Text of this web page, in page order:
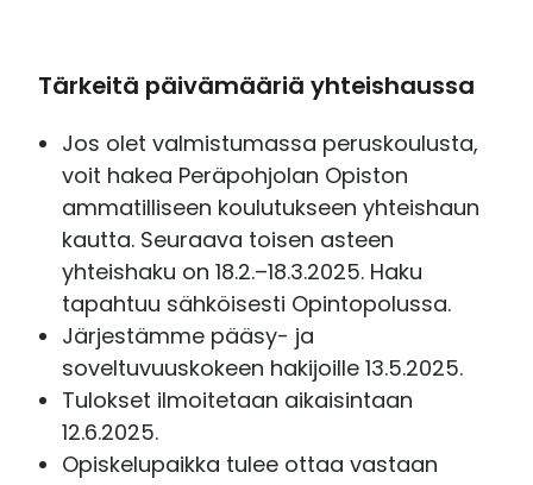
Tärkeitä päivämääriä yhteishaussa
Jos olet valmistumassa peruskoulusta,
voit hakea Peräpohjolan Opiston
ammatilliseen koulutukseen yhteishaun
kautta. Seuraava toisen asteen
yhteishaku on 18.2.–18.3.2025. Haku
tapahtuu sähköisesti Opintopolussa.
Järjestämme pääsy- ja
soveltuvuuskokeen hakijoille 13.5.2025.
Tulokset ilmoitetaan aikaisintaan
12.6.2025.
Opiskelupaikka tulee ottaa vastaan